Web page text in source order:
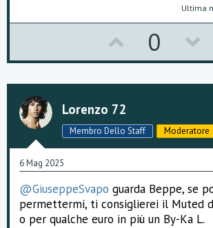
Ultima
p
v
t
e
0
Lorenzo 72
Membro Dello Staff Moderatore
6 Mag 2025
@GiuseppeSvapo guarda Beppe, se
permettermi, ti consiglierei il Muted
o per qualche euro in più un By-Ka L.